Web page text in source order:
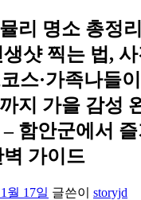
리 명소 총정리
샷 찍는 법,
스·가족나들
지 가을 감성
– 함안군에서
가이드
월 17일 글쓴이 storyjd